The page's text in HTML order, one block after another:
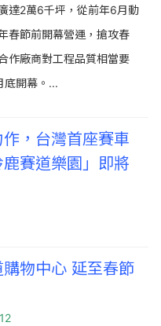
達2萬6千坪，從前年6月動
春節前開幕營運，搶攻春
作廠商對工程品質相當要
底開幕。...
，台灣首座賽車
賽道樂園」即將
物中心 延至春節